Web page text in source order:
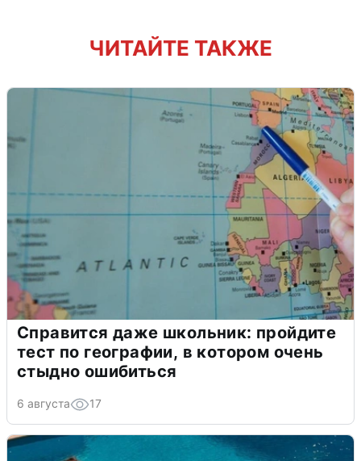
ЧИТАЙТЕ ТАКЖЕ
Справится даже школьник: пройдите
тест по географии, в котором очень
стыдно ошибиться
6 августа 17